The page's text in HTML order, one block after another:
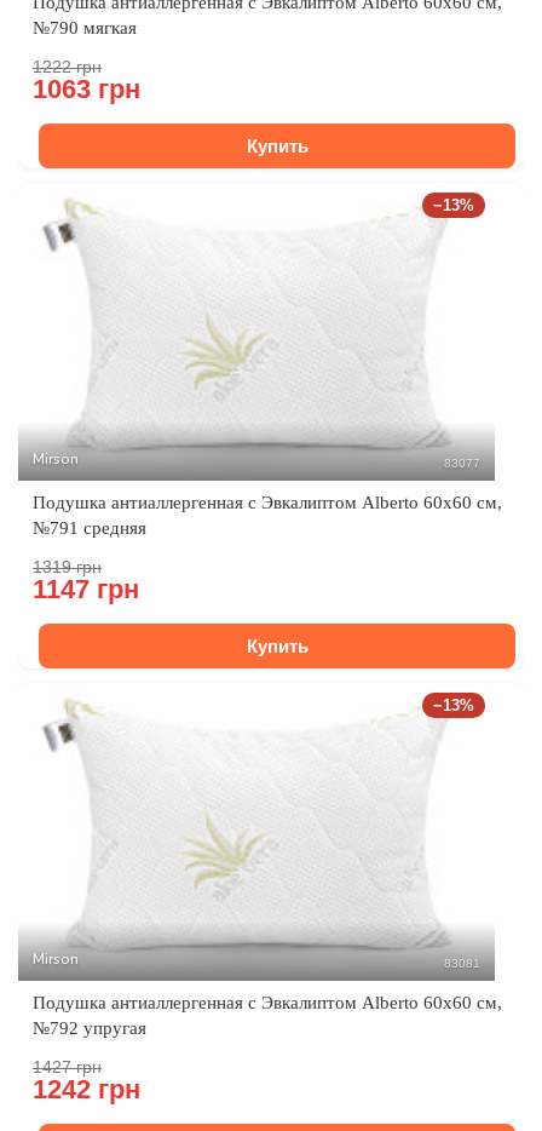
№790 мягкая
1222 грн
1063 грн
Купить
−13%
Mirson 83077
Подушка антиаллергенная с Эвкалиптом Alberto 60x60 см,
№791 средняя
1319 грн
1147 грн
Купить
−13%
Mirson 83081
Подушка антиаллергенная с Эвкалиптом Alberto 60x60 см,
№792 упругая
1427 грн
1242 грн